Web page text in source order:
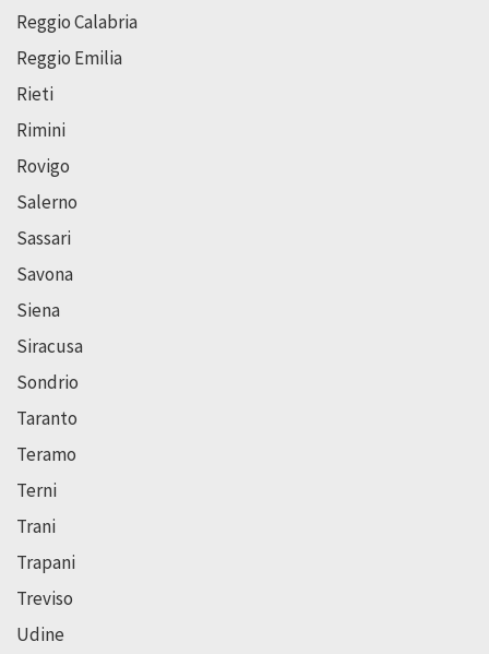
Reggio Calabria
Reggio Emilia
Rieti
Rimini
Rovigo
Salerno
Sassari
Savona
Siena
Siracusa
Sondrio
Taranto
Teramo
Terni
Trani
Trapani
Treviso
Udine